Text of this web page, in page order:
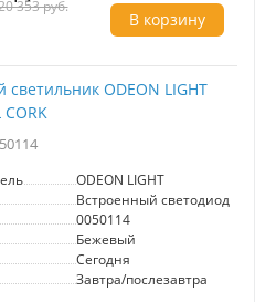
до коричневого.
353 руб.
В корзину
светильник ODEON LIGHT
ODEON LIGHT
Встроенный светодиод
0050114
Бежевый
Сегодня
Завтра/послезавтра